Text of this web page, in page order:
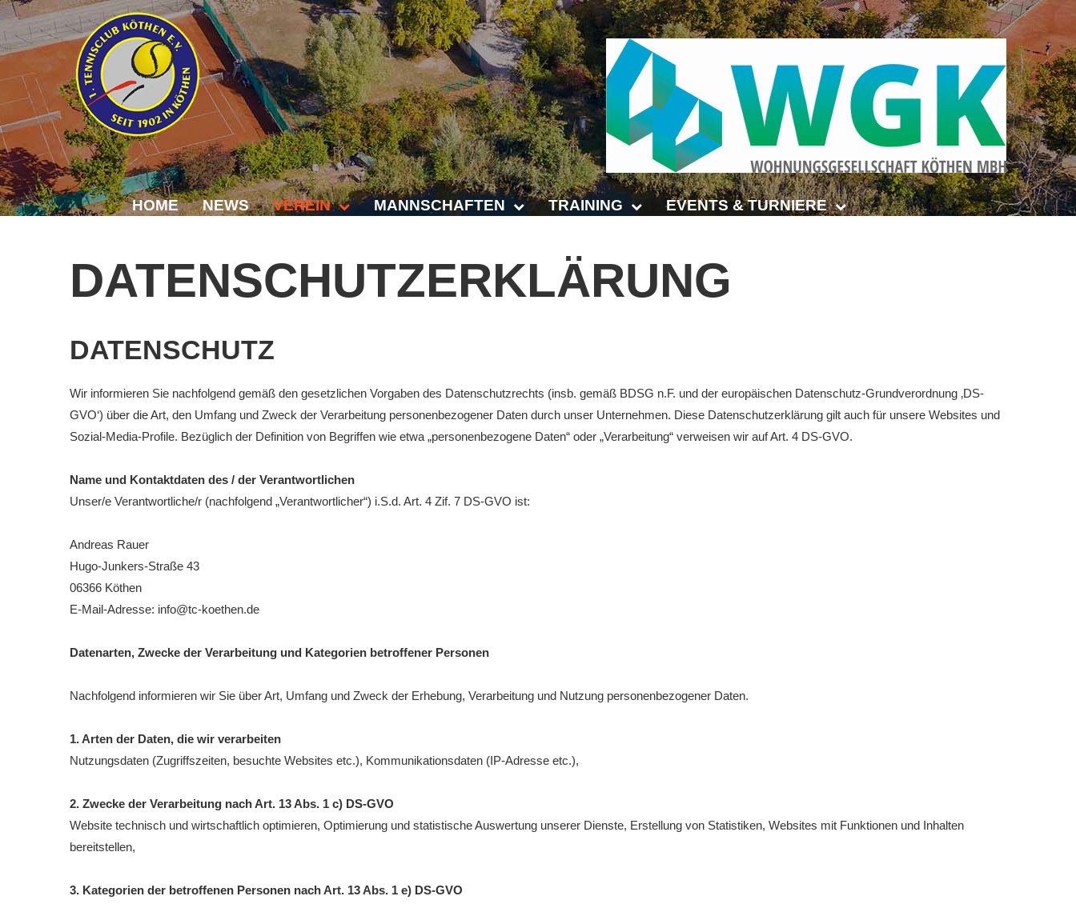
HOME NEWS VEREIN
Das Clubhaus
Bespannungsservice
Die Geschichte
Die Sponsoren
Die Fotos
MANNSCHAFTEN
Punktspiele Wintersaison 2025/2026
TRAINING
Trainingszeiten
Trainer
EVENTS & TURNIERE
4-Städte-Turnier
Vereinsturniere 2026
DATENSCHUTZERKLÄRUNG
DATENSCHUTZ
Wir informieren Sie nachfolgend gemäß den gesetzlichen Vorgaben des Datenschutzrechts (insb. gemäß BDSG n.F. und der europäischen Datenschutz-Grundverordnung ‚DS-
GVO‘) über die Art, den Umfang und Zweck der Verarbeitung personenbezogener Daten durch unser Unternehmen. Diese Datenschutzerklärung gilt auch für unsere Websites und
Sozial-Media-Profile. Bezüglich der Definition von Begriffen wie etwa „personenbezogene Daten“ oder „Verarbeitung“ verweisen wir auf Art. 4 DS-GVO.
Name und Kontaktdaten des / der Verantwortlichen
Unser/e Verantwortliche/r (nachfolgend „Verantwortlicher“) i.S.d. Art. 4 Zif. 7 DS-GVO ist:
Andreas Rauer
Hugo-Junkers-Straße 43
06366 Köthen
E-Mail-Adresse: info@tc-koethen.de
Datenarten, Zwecke der Verarbeitung und Kategorien betroffener Personen
Nachfolgend informieren wir Sie über Art, Umfang und Zweck der Erhebung, Verarbeitung und Nutzung personenbezogener Daten.
1. Arten der Daten, die wir verarbeiten
Nutzungsdaten (Zugriffszeiten, besuchte Websites etc.), Kommunikationsdaten (IP-Adresse etc.),
2. Zwecke der Verarbeitung nach Art. 13 Abs. 1 c) DS-GVO
Website technisch und wirtschaftlich optimieren, Optimierung und statistische Auswertung unserer Dienste, Erstellung von Statistiken, Websites mit Funktionen und Inhalten
bereitstellen,
3. Kategorien der betroffenen Personen nach Art. 13 Abs. 1 e) DS-GVO